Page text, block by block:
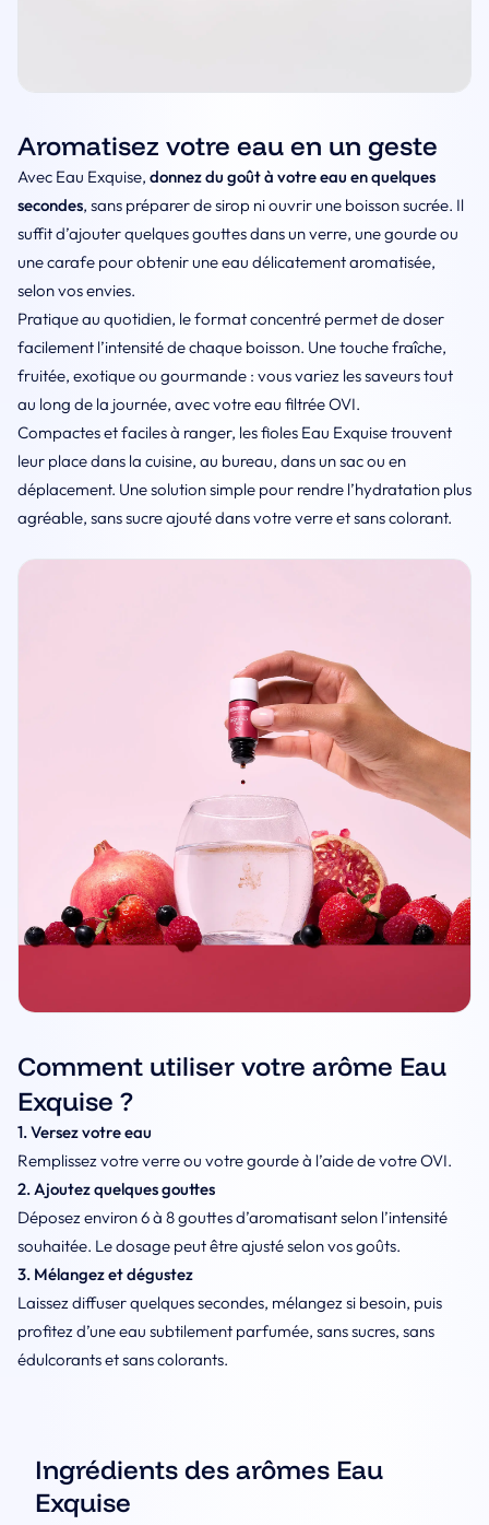
Aromatisez votre eau en un geste
Avec Eau Exquise, donnez du goût à votre eau en quelques
secondes, sans préparer de sirop ni ouvrir une boisson sucrée. Il
suffit d’ajouter quelques gouttes dans un verre, une gourde ou
une carafe pour obtenir une eau délicatement aromatisée,
selon vos envies.
Pratique au quotidien, le format concentré permet de doser
facilement l’intensité de chaque boisson. Une touche fraîche,
fruitée, exotique ou gourmande : vous variez les saveurs tout
au long de la journée, avec votre eau filtrée OVI.
Compactes et faciles à ranger, les fioles Eau Exquise trouvent
leur place dans la cuisine, au bureau, dans un sac ou en
déplacement. Une solution simple pour rendre l’hydratation plus
agréable, sans sucre ajouté dans votre verre et sans colorant.
Comment utiliser votre arôme Eau
Exquise ?
1. Versez votre eau
Remplissez votre verre ou votre gourde à l’aide de votre OVI.
2. Ajoutez quelques gouttes
Déposez environ 6 à 8 gouttes d’aromatisant selon l’intensité
souhaitée. Le dosage peut être ajusté selon vos goûts.
3. Mélangez et dégustez
Laissez diffuser quelques secondes, mélangez si besoin, puis
profitez d’une eau subtilement parfumée, sans sucres, sans
édulcorants et sans colorants.
Ingrédients des arômes Eau
Exquise